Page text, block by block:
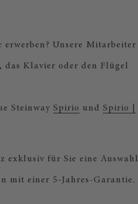
Unsere Mitarbeiter
Klavier oder den Flügel
Steinway Spirio und Spirio |
exklusiv für Sie eine Auswahl
mit einer 5-Jahres-Garantie.